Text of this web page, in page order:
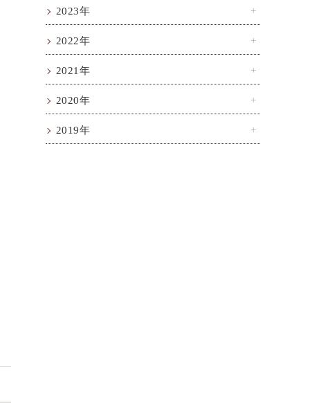
2023年
2022年
2021年
2020年
2019年